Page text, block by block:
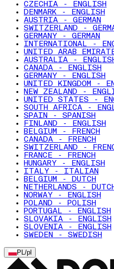
CZECHIA - ENGLISH
DENMARK - ENGLISH
AUSTRIA - GERMAN
SWITZERLAND -
GERMANY - GERMAN
INTERNATIONAL -
UNITED ARAB
AUSTRALIA -
CANADA - ENGLISH
GERMANY - ENGLISH
UNITED KINGDOM -
NEW ZEALAND -
UNITED STATES -
SOUTH AFRICA -
SPAIN - SPANISH
FINLAND - ENGLISH
BELGIUM - FRENCH
CANADA - FRENCH
SWITZERLAND -
FRANCE - FRENCH
HUNGARY - ENGLISH
ITALY - ITALIAN
BELGIUM - DUTCH
NETHERLANDS -
NORWAY - ENGLISH
POLAND - POLISH
PORTUGAL - ENGLISH
SLOVAKIA - ENGLISH
SLOVENIA - ENGLISH
SWEDEN - SWEDISH
PL/pl